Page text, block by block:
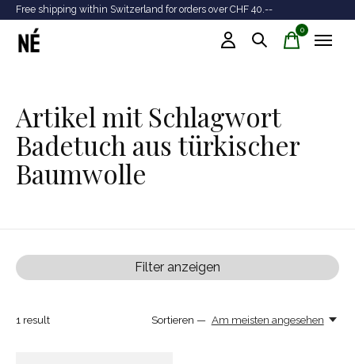
Free shipping within Switzerland for orders over CHF 40.--
0items
Artikel mit Schlagwort
Badetuch aus türkischer
Baumwolle
Filter anzeigen
1 result Sortieren — Am meisten angesehen